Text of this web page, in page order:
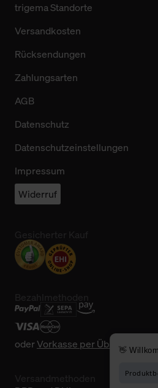
trigema Standorte
Versandkosten
Rücksendungen
Zahlungsarten
AGB
Datenschutz
Datenschutzeinstellungen
Impressum
Widerruf
oderVorkasse per Überweisung